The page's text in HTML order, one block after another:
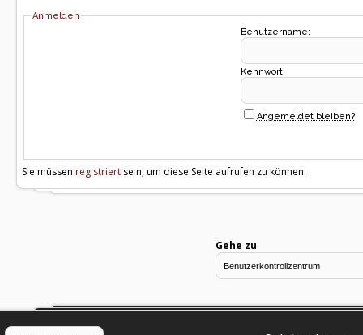
Anmelden
Benutzername:
Kennwort:
Angemeldet bleiben?
Sie müssen registriert sein, um diese Seite aufrufen zu können.
Gehe zu